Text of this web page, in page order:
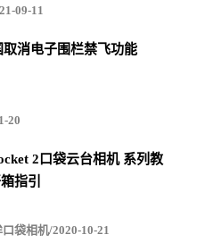
想法。
扩大，另一方面，美国方
美国国土安全部5月发布了
但被认为设想到了大疆。
的用户能管理自己的数据，
示，大疆还在接受来自外
09-11
取消电子围栏禁飞功能
20
2口袋云台相机 系列教
指引
袋相机/2020-10-21